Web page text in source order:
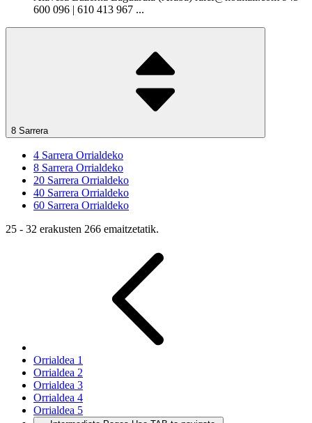
600 096 | 610 413 967 ...
8 Sarrera
4 Sarrera Orrialdeko
8 Sarrera Orrialdeko
20 Sarrera Orrialdeko
40 Sarrera Orrialdeko
60 Sarrera Orrialdeko
25 - 32 erakusten 266 emaitzetatik.
Orrialdea 1
Orrialdea 2
Orrialdea 3
Orrialdea 4
Orrialdea 5